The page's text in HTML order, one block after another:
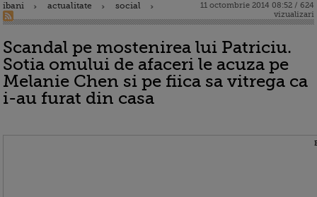
ibani actualitate social
11 octombrie 2014 08:52 / 624
vizualizari
Scandal pe mostenirea lui Patriciu.
Sotia omului de afaceri le acuza pe
Melanie Chen si pe fiica sa vitrega ca
i-au furat din casa